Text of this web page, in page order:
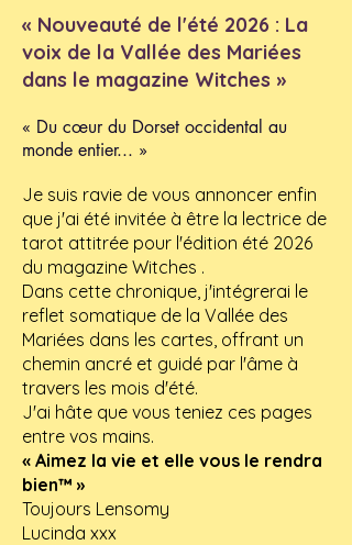
« Nouveauté de l'été 2026 : La
voix de la Vallée des Mariées
dans le magazine Witches »
« Du cœur du Dorset occidental au
monde entier... »
Je suis ravie de vous annoncer enfin
que j'ai été invitée à être la lectrice de
tarot attitrée pour l'édition été 2026
du magazine Witches .
Dans cette chronique, j'intégrerai le
reflet somatique de la Vallée des
Mariées dans les cartes, offrant un
chemin ancré et guidé par l'âme à
travers les mois d'été.
J'ai hâte que vous teniez ces pages
entre vos mains.
« Aimez la vie et elle vous le rendra
bien™ »
Toujours Lensomy
Lucinda xxx